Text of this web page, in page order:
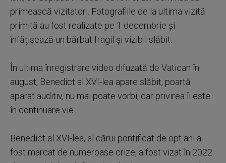
primească vizitatori. Fotografiile de la ultima vizită
primită au fost realizate pe 1 decembrie şi
înfăţişează un bărbat fragil şi vizibil slăbit.
În ultima înregistrare video difuzată de Vatican în
august, Benedict al XVI-lea apare slăbit, poartă
aparat auditiv, nu mai poate vorbi, dar privirea îi este
în continuare vie.
Benedict al XVI-lea, al cărui pontificat de opt ani a
fost marcat de numeroase crize, a fost vizat în 2022